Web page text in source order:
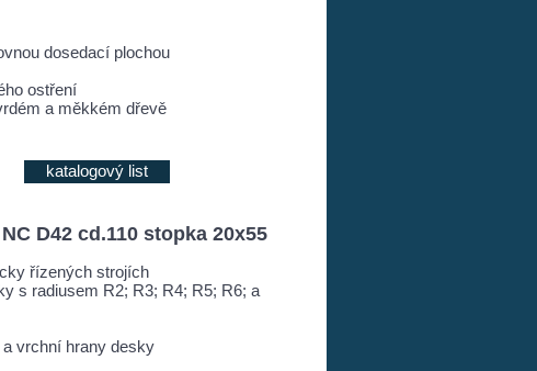
dosedací plochou
ostření
a měkkém dřevě
katalogový list
D42 cd.110 stopka 20x55
řízených strojích
s radiusem R2; R3; R4; R5; R6; a
vrchní hrany desky